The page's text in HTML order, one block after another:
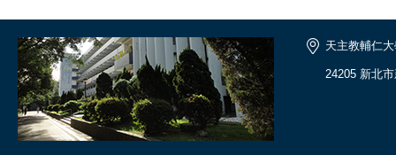
天主教輔仁
24205 新北